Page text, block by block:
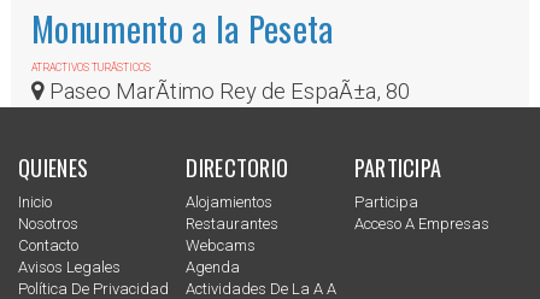
Monumento a la Peseta
ATRACTIVOS TURÃ­STICOS
Paseo MarÃ­timo Rey de EspaÃ±a, 80
QUIENES
Inicio
Nosotros
Contacto
Avisos Legales
Política De Privacidad
DIRECTORIO
Alojamientos
Restaurantes
Webcams
Agenda
Actividades De La A A
PARTICIPA
Participa
Acceso A Empresas